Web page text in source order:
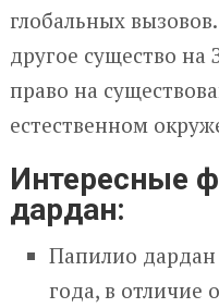
глобальных
другое существо
право на
естественном
Интересные
дардан:
Папилио
года, в отличие